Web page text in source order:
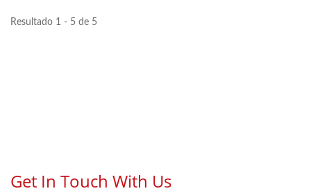
Resultado 1 - 5 de 5